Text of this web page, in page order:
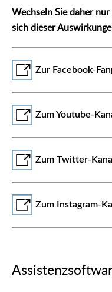
Wechseln Sie daher
sich dieser
Zur Facebook-
Zum Youtube-
Zum Twitter-
Zum Instagram-